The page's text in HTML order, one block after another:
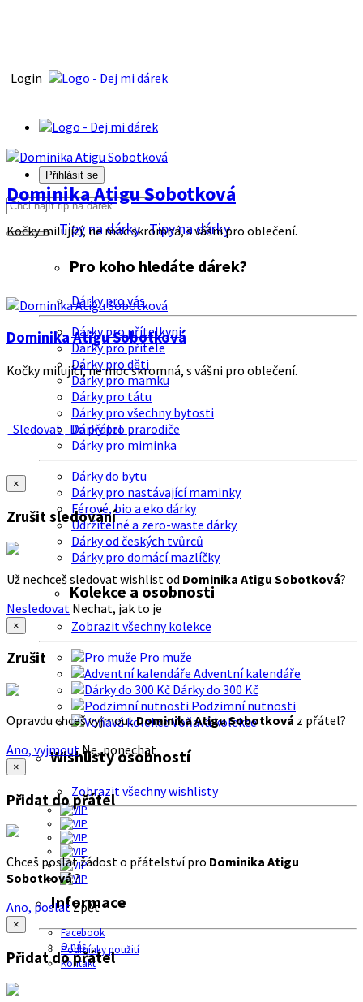
Login
Přihlásit se
Tipy na dárkyTipy na dárky
Pro koho hledáte dárek?
Dárky pro vás
Dárky pro přítelkyni
Dárky pro přítele
Dárky pro děti
Dárky pro mamku
Dárky pro tátu
Dárky pro všechny bytosti
Dárky pro prarodiče
Dárky pro miminka
Dárky do bytu
Dárky pro nastávající maminky
Férové, bio a eko dárky
Udržitelné a zero-waste dárky
Dárky od českých tvůrců
Dárky pro domácí mazlíčky
Kolekce a osobnosti
Zobrazit všechny kolekce
Pro muže
Adventní kalendáře
Dárky do 300 Kč
Podzimní nutnosti
Voňavá kolekce
Wishlisty osobností
Zobrazit všechny wishlisty
Informace
Facebook
O nás
Podmínky použití
Kontakt
Dominika Atigu Sobotková
Kočky milující, ne moc skromná, s vášni pro oblečení.
Dominika Atigu Sobotková
Kočky milující, ne moc skromná, s vášni pro oblečení.
Sledovat Do přátel
×
Zrušit sledování
Už nechceš sledovat wishlist od Dominika Atigu Sobotková?
Nesledovat Nechat, jak to je
×
Zrušit
Opravdu chceš vyjmoutDominika Atigu Sobotková z přátel?
Ano, vyjmout Ne, ponechat
×
Přidat do přátel
Chceš poslat žádost o přátelství pro Dominika Atigu
Sobotková?
Ano, poslatZpět
×
Přidat do přátel